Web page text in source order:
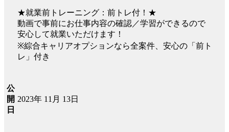
★就業前トレーニング：前トレ付！★
動画で事前にお仕事内容の確認／学習ができるので
安心して就業いただけます！
※綜合キャリアオプションなら全案件、安心の「前ト
レ」付き
公
開
日
2023年 11月 13日